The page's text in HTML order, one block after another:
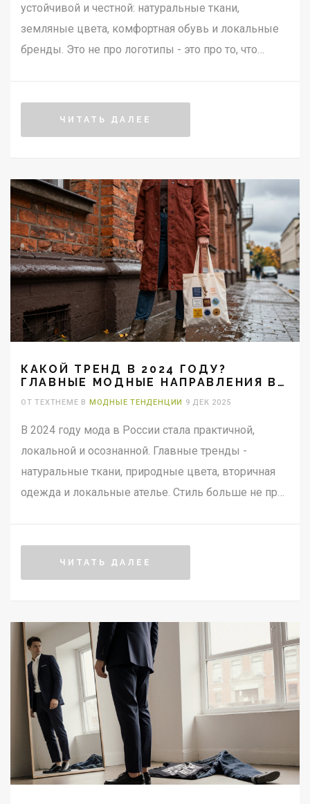
устойчивой и честной: натуральные ткани,
земляные цвета, комфортная обувь и локальные
бренды. Это не про логотипы - это про то, что
ЧИТАТЬ ДАЛЕЕ
КАКОЙ ТРЕНД В 2024 ГОДУ?
ГЛАВНЫЕ МОДНЫЕ НАПРАВЛЕНИЯ В
ОТ TEXTHEME В МОДНЫЕ ТЕНДЕНЦИИ 9 ДЕК 2025
В 2024 году мода в России стала практичной,
локальной и осознанной. Главные тренды -
натуральные ткани, природные цвета, вторичная
одежда и локальные ателье. Стиль больше не про
ЧИТАТЬ ДАЛЕЕ